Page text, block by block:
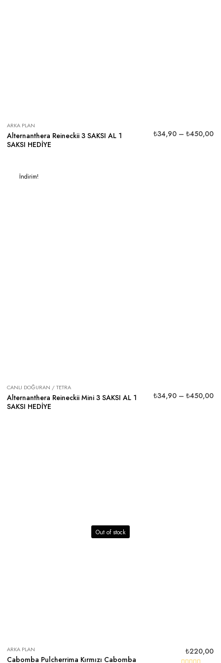
Alternanthera Reineckii 3 SAKSI AL 1
SAKSI HEDİYE
ARKA PLAN
₺34,90 – ₺450,00
İndirim!
Alternanthera Reineckii Mini 3 SAKSI AL 1
SAKSI HEDİYE
CANLI DOĞURAN / TETRA
₺34,90 – ₺450,00
Out of stock
Cabomba Pulcherrima Kırmızı Cabomba
ARKA PLAN ₺220,00